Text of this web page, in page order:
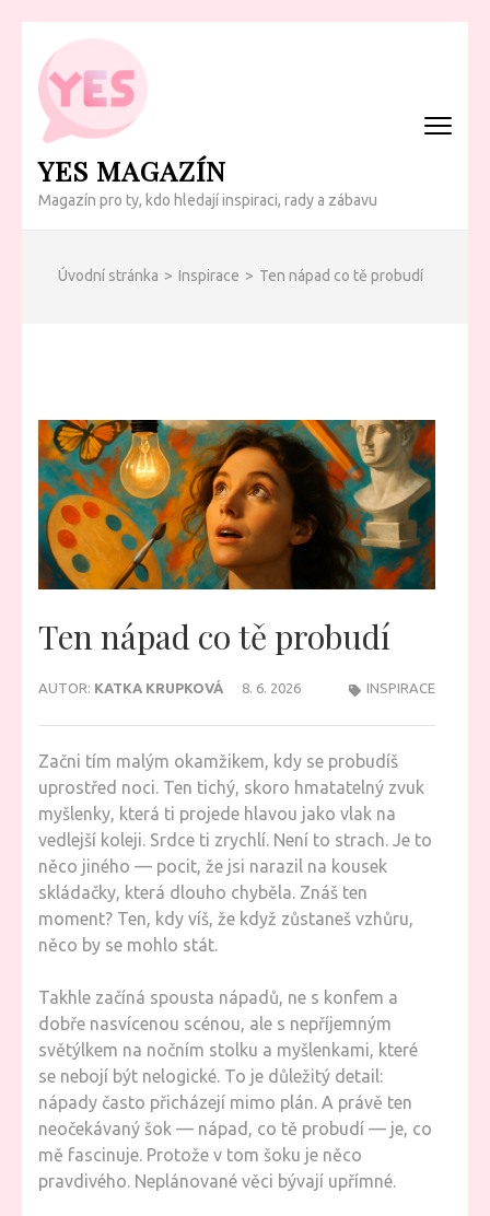
Přeskočit
obsah
(Enter)
YES MAGAZÍN
Magazín pro ty, kdo hledají inspiraci, rady a zábavu
Úvodní stránka > Inspirace > Ten nápad co tě probudí
Ten nápad co tě probudí
AUTOR: KATKA KRUPKOVÁ 8. 6. 2026 INSPIRACE
Začni tím malým okamžikem, kdy se probudíš
uprostřed noci. Ten tichý, skoro hmatatelný zvuk
myšlenky, která ti projede hlavou jako vlak na
vedlejší koleji. Srdce ti zrychlí. Není to strach. Je to
něco jiného — pocit, že jsi narazil na kousek
skládačky, která dlouho chyběla. Znáš ten
moment? Ten, kdy víš, že když zůstaneš vzhůru,
něco by se mohlo stát.
Takhle začíná spousta nápadů, ne s konfem a
dobře nasvícenou scénou, ale s nepříjemným
světýlkem na nočním stolku a myšlenkami, které
se nebojí být nelogické. To je důležitý detail:
nápady často přicházejí mimo plán. A právě ten
neočekávaný šok — nápad, co tě probudí — je, co
mě fascinuje. Protože v tom šoku je něco
pravdivého. Neplánované věci bývají upřímné.